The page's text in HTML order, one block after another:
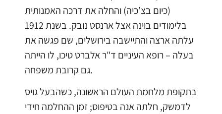
(כיום בצ’כיה) והחלה את דרכה האמנותית
בלימודים בוינה אצל ארנסט נובק. בשנת 1912
עלתה ארצה והתיישבה בירושלים, שם פגשה את
בעלה – רופא העיניים ד"ר אלברט טיכו, לו הייתה
גם קרובת משפחה.
בתקופת מלחמת העולם הראשונה, כשהבעל גויס
לדמשק, חלתה אנה בטיפוס; זמן ההחלמה חידי